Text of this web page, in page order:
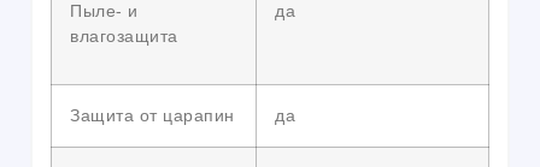
Пыле- и
влагозащита
да
Защита от царапин да